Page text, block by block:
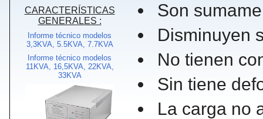
CARACTERÍSTICAS
GENERALES :
Informe técnico modelos
3,3KVA, 5.5KVA, 7.7KVA
Informe técnico modelos
11KVA, 16,5KVA, 22KVA,
33KVA
Son
Disminuyen
No tienen
Sin tiene
La carga no